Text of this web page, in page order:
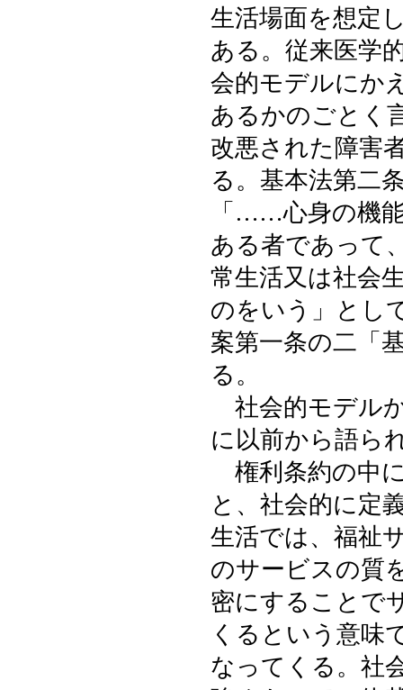
生活場面を想定
ある。従来医学
会的モデルにか
あるかのごとく
改悪された障害
る。基本法第二
「……心身の機
ある者であって
常生活又は社会
のをいう」とし
案第一条の二「
る。
社会的モデル
に以前から語ら
権利条約の中
と、社会的に定
生活では、福祉
のサービスの質
密にすることで
くるという意味
なってくる。社